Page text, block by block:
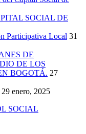
SOCIAL DE
Participativa Local 31
DE
DE LOS
BOGOTÁ. 27
29 enero, 2025